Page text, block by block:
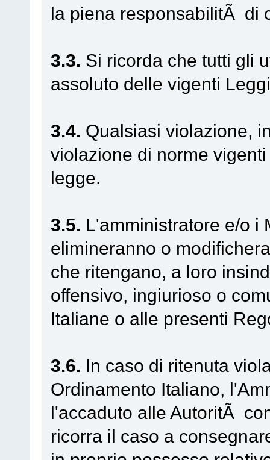
la piena responsabilitÃ di
3.3. Si ricorda che tutti gli
assoluto delle vigenti
3.4. Qualsiasi violazione,
violazione di norme
legge.
3.5. L'amministratore e/o i
elimineranno o
che ritengano, a loro
offensivo, ingiurioso o
Italiane o alle presenti
3.6. In caso di ritenuta
Ordinamento Italiano,
l'accaduto alle AutoritÃ
ricorra il caso a